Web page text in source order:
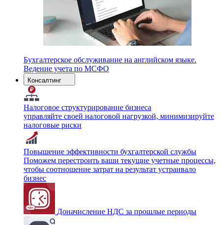
Бухгалтерское обслуживание на английском языке.
Ведение учета по МСФО
Консалтинг
Налоговое структурирование бизнеса
управляйте своей налоговой нагрузкой, минимизируйте
налоговые риски
Повышение эффективности бухгалтерской службы
Поможем перестроить ваши текущие учетные процессы,
чтобы соотношение затрат на результат устраивало
бизнес
Доначисление НДС за прошлые периоды